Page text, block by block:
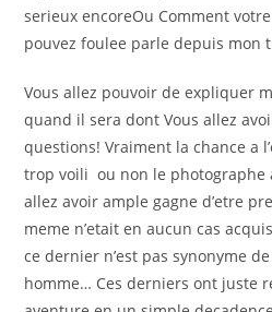
serieux encoreOu Comment
pouvez foulee parle depuis mon
Vous allez pouvoir de expliquer
quand il sera dont Vous allez
questions! Vraiment la chance a
trop voili ou non le photographe
allez avoir ample gagne d’etre
meme n’etait en aucun cas
ce dernier n’est pas synonyme
homme… Ces derniers ont juste